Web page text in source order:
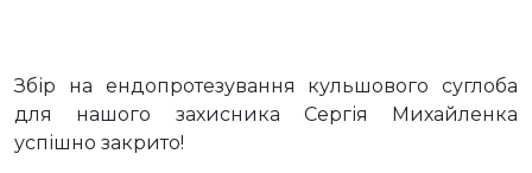
Збір на ендопротезування кульшового суглоба
для нашого захисника Сергія Михайленка
успішно закрито!